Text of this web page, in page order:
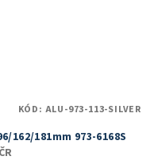
181mm 973-6168S
KÓD: ALU-973-113-SILVER